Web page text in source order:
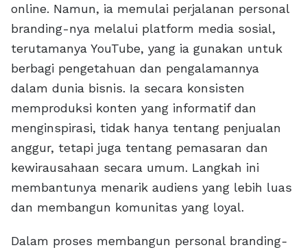
online. Namun, ia memulai perjalanan personal
branding-nya melalui platform media sosial,
terutamanya YouTube, yang ia gunakan untuk
berbagi pengetahuan dan pengalamannya
dalam dunia bisnis. Ia secara konsisten
memproduksi konten yang informatif dan
menginspirasi, tidak hanya tentang penjualan
anggur, tetapi juga tentang pemasaran dan
kewirausahaan secara umum. Langkah ini
membantunya menarik audiens yang lebih luas
dan membangun komunitas yang loyal.
Dalam proses membangun personal branding-